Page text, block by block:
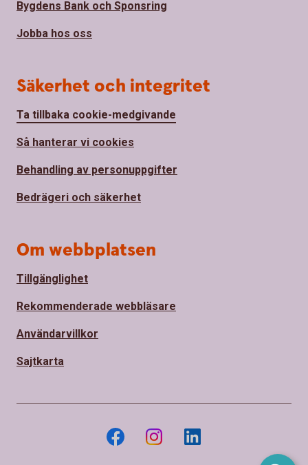
Bygdens Bank och Sponsring
Jobba hos oss
Säkerhet och integritet
Ta tillbaka cookie-medgivande
Så hanterar vi cookies
Behandling av personuppgifter
Bedrägeri och säkerhet
Om webbplatsen
Tillgänglighet
Rekommenderade webbläsare
Användarvillkor
Sajtkarta